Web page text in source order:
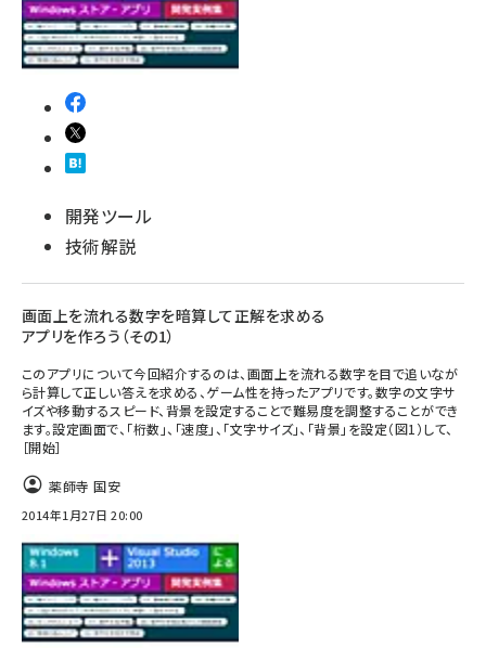
開発ツール
技術解説
画面上を流れる数字を暗算して正解を求める
アプリを作ろう（その1）
このアプリについて今回紹介するのは、画面上を流れる数字を目で追いなが
ら計算して正しい答えを求める、ゲーム性を持ったアプリです。数字の文字サ
イズや移動するスピード、背景を設定することで難易度を調整することができ
ます。設定画面で、「桁数」、「速度」、「文字サイズ」、「背景」を設定（図1）して、
［開始］
薬師寺 国安
2014年1月27日 20:00